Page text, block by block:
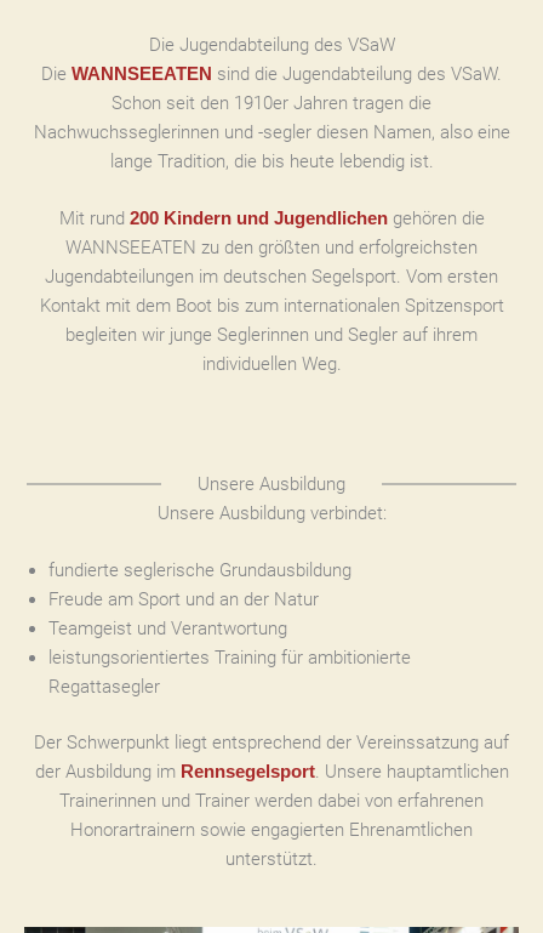
Die Jugendabteilung des VSaW
Die WANNSEEATEN sind die Jugendabteilung des VSaW.
Schon seit den 1910er Jahren tragen die
Nachwuchsseglerinnen und -segler diesen Namen, also eine
lange Tradition, die bis heute lebendig ist.
Mit rund 200 Kindern und Jugendlichengehören die
WANNSEEATEN zu den größten und erfolgreichsten
Jugendabteilungen im deutschen Segelsport. Vom ersten
Kontakt mit dem Boot bis zum internationalen Spitzensport
begleiten wir junge Seglerinnen und Segler auf ihrem
individuellen Weg.
Unsere Ausbildung
Unsere Ausbildung verbindet:
fundierte seglerische Grundausbildung
Freude am Sport und an der Natur
Teamgeist und Verantwortung
leistungsorientiertes Training für ambitionierte
Regattasegler
Der Schwerpunkt liegt entsprechend der Vereinssatzung auf
der Ausbildung im Rennsegelsport. Unsere hauptamtlichen
Trainerinnen und Trainer werden dabei von erfahrenen
Honorartrainern sowie engagierten Ehrenamtlichen
unterstützt.